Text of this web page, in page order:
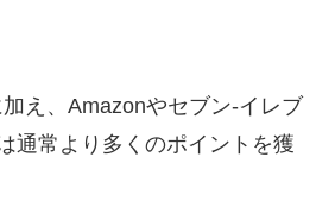
え、Amazonやセブン-イレブ
通常より多くのポイントを獲